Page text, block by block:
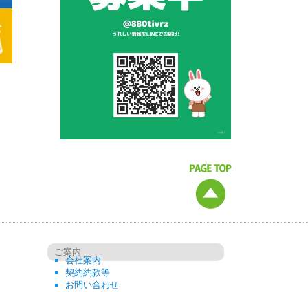
ご案内
会社案内
契約約款等
お問い合わせ